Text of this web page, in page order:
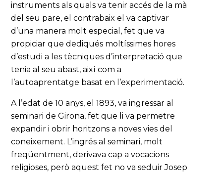
instruments als quals va tenir accés de la mà
del seu pare, el contrabaix el va captivar
d’una manera molt especial, fet que va
propiciar que dediqués moltíssimes hores
d’estudi a les tècniques d’interpretació que
tenia al seu abast, així com a
l’autoaprentatge basat en l’experimentació.
A l’edat de 10 anys, el 1893, va ingressar al
seminari de Girona, fet que li va permetre
expandir i obrir horitzons a noves vies del
coneixement. L’ingrés al seminari, molt
freqüentment, derivava cap a vocacions
religioses, però aquest fet no va seduir Josep